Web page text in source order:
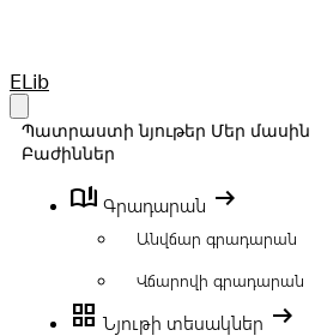
Your Company
ELib
Պատրաստի նյութեր Մեր մասին
Բաժիններ
book_ribbon Գրադարան arrow_right_alt
Անվճար գրադարան
Վճարովի գրադարան
grid_view Նյութի տեսակներ arrow_right_alt